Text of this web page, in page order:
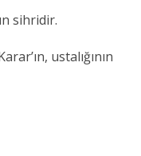
sihridir.
ustalığının